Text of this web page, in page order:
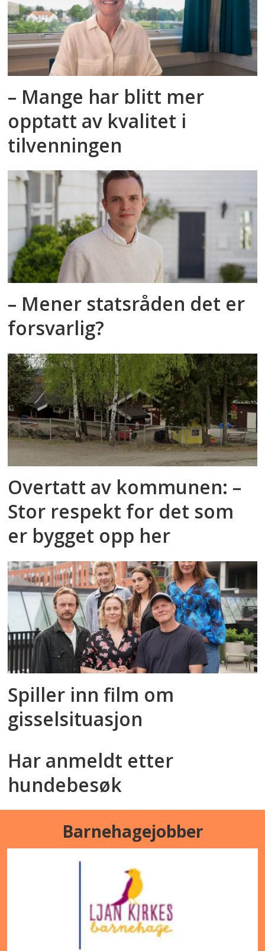
dannelse og utvikling: kvalifisering til
fremtiden i barnehage og skole
Pedagogisk forum
Zachrisen, Berit (2015).
muligheter i lek. Universitetsforlaget
– Mange har blitt mer
opptatt av kvalitet i
tilvenningen
– Mener statsråden det er
forsvarlig?
Overtatt av kommunen: –
Stor respekt for det som
er bygget opp her
Spiller inn film om
gisselsituasjon
Har anmeldt etter
hundebesøk
Barnehagejobber